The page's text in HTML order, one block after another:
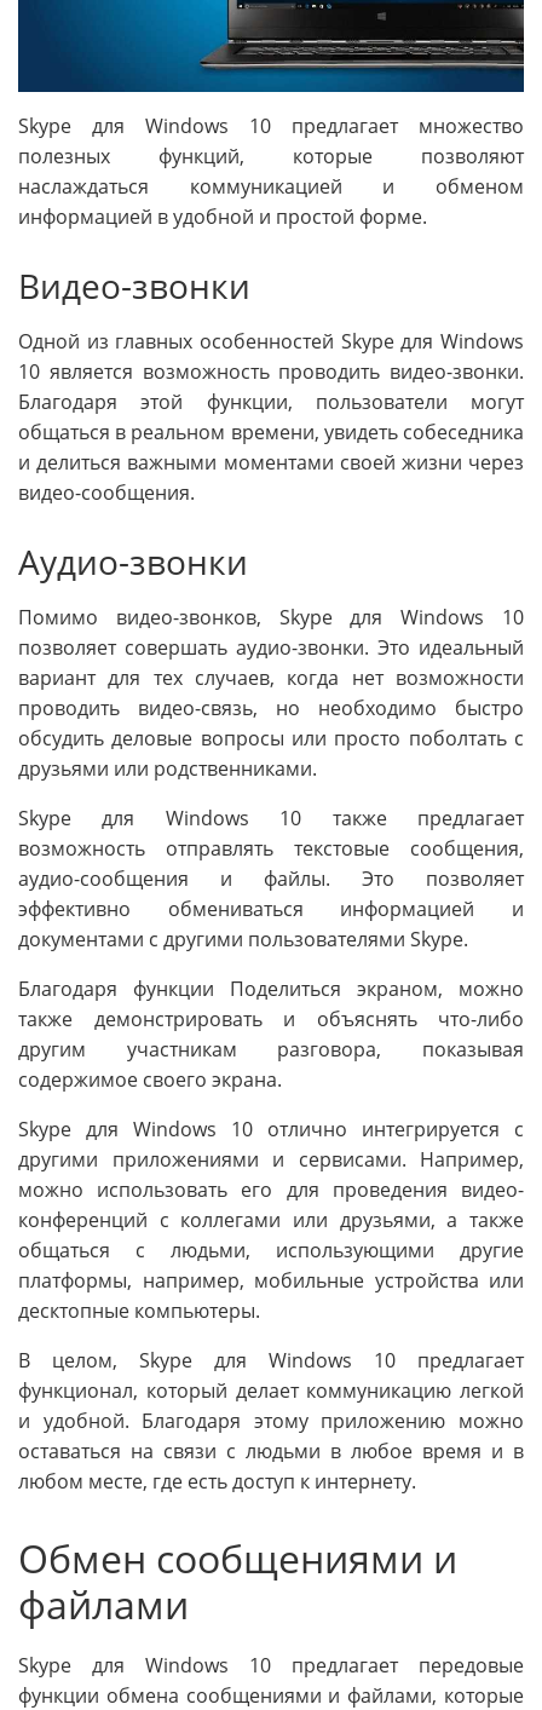
Skype для Windows 10 предлагает множество
полезных функций, которые позволяют
наслаждаться коммуникацией и обменом
информацией в удобной и простой форме.
Видео-звонки
Одной из главных особенностей Skype для Windows
10 является возможность проводить видео-звонки.
Благодаря этой функции, пользователи могут
общаться в реальном времени, увидеть собеседника
и делиться важными моментами своей жизни через
видео-сообщения.
Аудио-звонки
Помимо видео-звонков, Skype для Windows 10
позволяет совершать аудио-звонки. Это идеальный
вариант для тех случаев, когда нет возможности
проводить видео-связь, но необходимо быстро
обсудить деловые вопросы или просто поболтать с
друзьями или родственниками.
Skype для Windows 10 также предлагает
возможность отправлять текстовые сообщения,
аудио-сообщения и файлы. Это позволяет
эффективно обмениваться информацией и
документами с другими пользователями Skype.
Благодаря функции Поделиться экраном, можно
также демонстрировать и объяснять что-либо
другим участникам разговора, показывая
содержимое своего экрана.
Skype для Windows 10 отлично интегрируется с
другими приложениями и сервисами. Например,
можно использовать его для проведения видео-
конференций с коллегами или друзьями, а также
общаться с людьми, использующими другие
платформы, например, мобильные устройства или
десктопные компьютеры.
В целом, Skype для Windows 10 предлагает
функционал, который делает коммуникацию легкой
и удобной. Благодаря этому приложению можно
оставаться на связи с людьми в любое время и в
любом месте, где есть доступ к интернету.
Обмен сообщениями и
файлами
Skype для Windows 10 предлагает передовые
функции обмена сообщениями и файлами, которые